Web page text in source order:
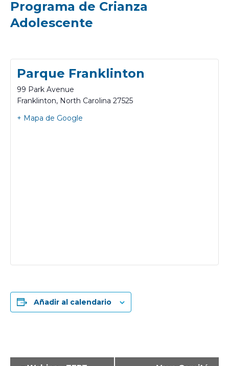
Programa de Crianza
Adolescente
Parque Franklinton
99 Park Avenue
Franklinton, North Carolina 27525
+ Mapa de Google
Añadir al calendario